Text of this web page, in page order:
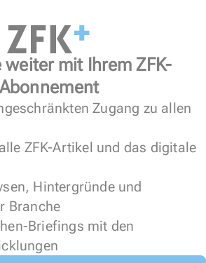
weiter mit Ihrem ZFK-
Abonnement
Zugang zu allen
ZFK-Artikel und das digitale
Hintergründe und
Branche
Briefings mit den